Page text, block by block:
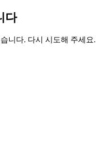
다
니다. 다시 시도해 주세요.